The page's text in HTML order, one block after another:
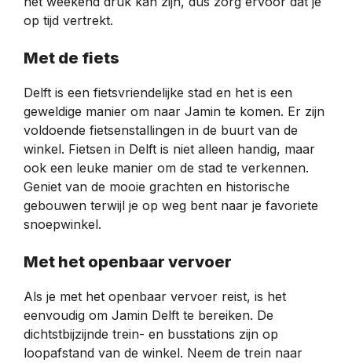
op tijd vertrekt.
Met de fiets
Delft is een fietsvriendelijke stad en het is een
geweldige manier om naar Jamin te komen. Er zijn
voldoende fietsenstallingen in de buurt van de
winkel. Fietsen in Delft is niet alleen handig, maar
ook een leuke manier om de stad te verkennen.
Geniet van de mooie grachten en historische
gebouwen terwijl je op weg bent naar je favoriete
snoepwinkel.
Met het openbaar vervoer
Als je met het openbaar vervoer reist, is het
eenvoudig om Jamin Delft te bereiken. De
dichtstbijzijnde trein- en busstations zijn op
loopafstand van de winkel. Neem de trein naar